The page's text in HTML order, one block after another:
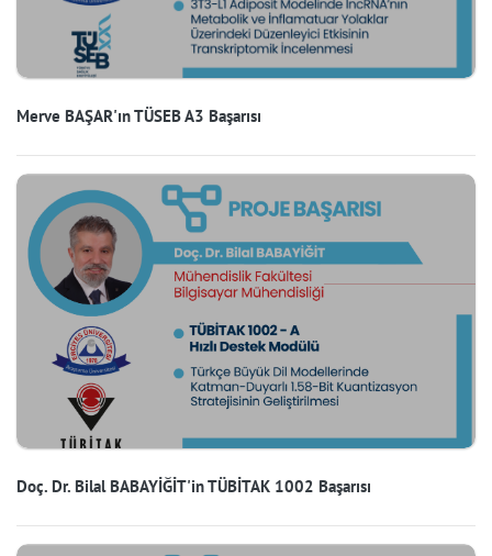
Merve BAŞAR'ın TÜSEB A3 Başarısı
Doç. Dr. Bilal BABAYİĞİT'in TÜBİTAK 1002 Başarısı